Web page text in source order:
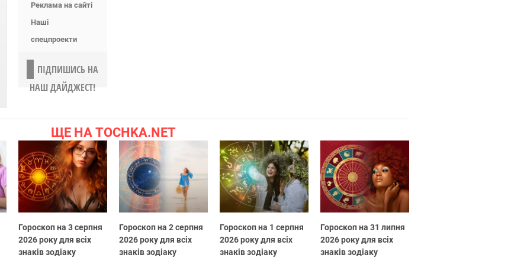
Реклама на сайті
Наші
спецпроекти
ПІДПИШИСЬ НА
НАШ ДАЙДЖЕСТ!
ЩЕ НА TOCHKA.NET
Гороскоп на 3 серпня
2026 року для всіх
знаків зодіаку
Гороскоп на 2 серпня
2026 року для всіх
знаків зодіаку
Гороскоп на 1 серпня
2026 року для всіх
знаків зодіаку
Гороскоп на 31 липня
2026 року для всіх
знаків зодіаку